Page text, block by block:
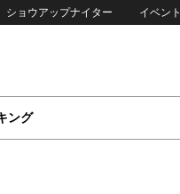
ショウアップナイター イベント
ング